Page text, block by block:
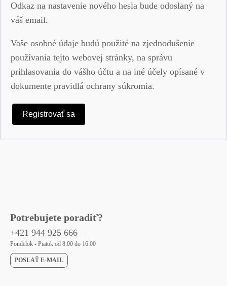
Odkaz na nastavenie nového hesla bude odoslaný na
váš email.
Vaše osobné údaje budú použité na zjednodušenie
používania tejto webovej stránky, na správu
prihlasovania do vášho účtu a na iné účely opísané v
dokumente pravidlá ochrany súkromia.
Registrovať sa
Potrebujete poradiť?
+421 944 925 666
Pondelok - Piatok od 8:00 do 16:00
POSLAŤ E-MAIL